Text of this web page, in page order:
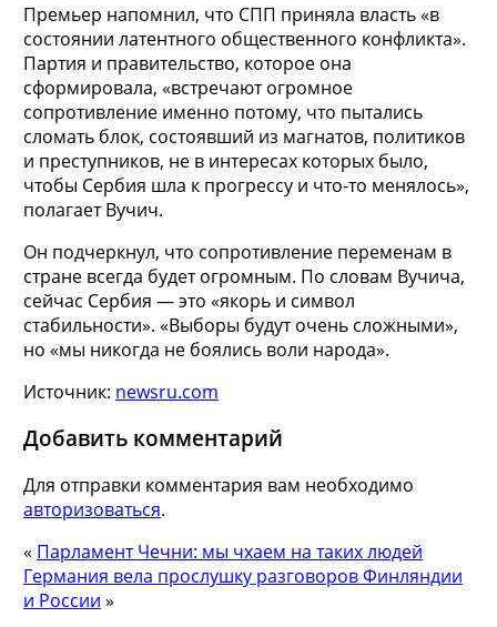
Премьер напомнил, что СПП приняла власть «в
состоянии латентного общественного конфликта».
Партия и правительство, которое она
сформировала, «встречают огромное
сопротивление именно потому, что пытались
сломать блок, состоявший из магнатов, политиков
и преступников, не в интересах которых было,
чтобы Сербия шла к прогрессу и что-то менялось»,
полагает Вучич.
Он подчеркнул, что сопротивление переменам в
стране всегда будет огромным. По словам Вучича,
сейчас Сербия — это «якорь и символ
стабильности». «Выборы будут очень сложными»,
но «мы никогда не боялись воли народа».
Источник: newsru.com
Добавить комментарий
Для отправки комментария вам необходимо
авторизоваться.
« Парламент Чечни: мы чхаем на таких людей
Германия вела прослушку разговоров Финляндии
и России »